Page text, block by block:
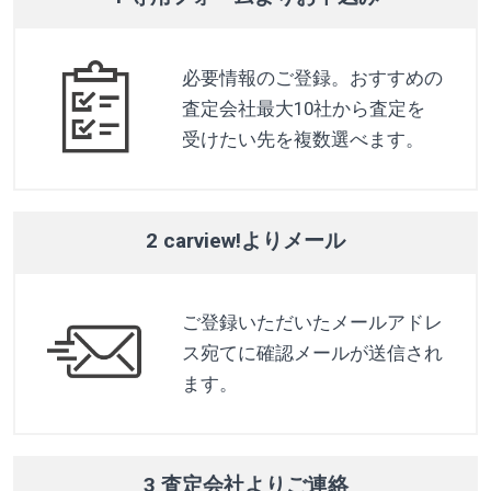
必要情報のご登録。おすすめの
査定会社最大10社から査定を
受けたい先を複数選べます。
2 carview!よりメール
ご登録いただいたメールアドレ
ス宛てに確認メールが送信され
ます。
3 査定会社よりご連絡